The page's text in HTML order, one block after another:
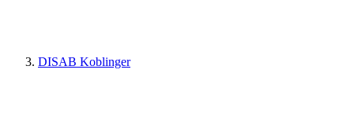
DISAB Koblinger